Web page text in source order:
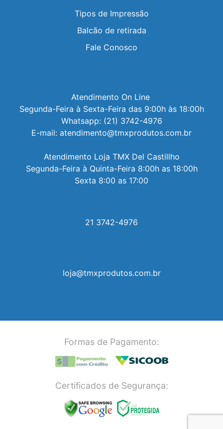
Tipos de Impressão
Balcão de retirada
Fale Conosco
Atendimento On Line
Segunda-Feira à Sexta-Feira das 9:00h às 18:00h
Whatsapp: (21) 3742-4976
E-mail: atendimento@tmxprodutos.com.br
Atendimento Loja TMX Del Castillho
Segunda-Feira à Quinta-Feira 8:00h as 18:00h
Sexta 8:00 as 17:00
21 3742-4976
loja@tmxprodutos.com.br
Formas de Pagamento:
Certificados de Segurança: